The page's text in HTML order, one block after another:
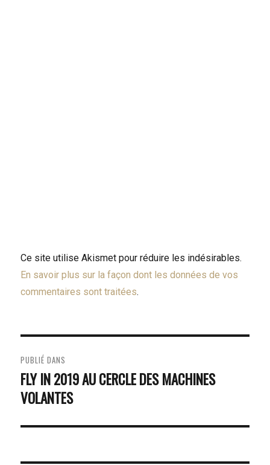
Ce site utilise Akismet pour réduire les indésirables.
En savoir plus sur la façon dont les données de vos
commentaires sont traitées.
NAVIGATION
DE
L’ARTICLE
PUBLIÉ DANS
FLY IN 2019 AU CERCLE DES MACHINES
VOLANTES